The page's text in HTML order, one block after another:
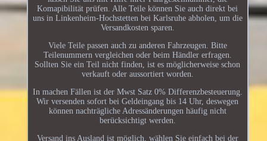
Komapibilität prüfen. Alle Teile können Sie auch direkt bei
uns in Linkenheim-Hochstetten bei Karlsruhe abholen, um die
Versandkosten sparen.
Viele Teile passen auch zu anderen Fahrzeugen. Bitte
Teilenummern vergleichen oder beim Händler erfragen.
Sollten Sie ein Teil nicht finden, ist es möglicherweise schon
verkauft oder aussortiert worden.
In machen Fällen ist der Mwst Satz 0% Differenzbesteuerung.
Wir versenden sofort bei Geldeingang bis 14 Uhr, deswegen
können nachträgliche Adressänderungen häufig nicht
berücksichtigt werden.
Versand ins Ausland ist möglich, wählen Sie einfach bei der